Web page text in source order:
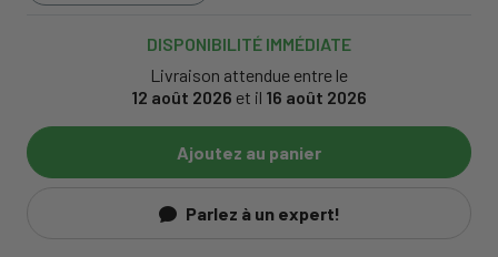
DISPONIBILITÉ IMMÉDIATE
Livraison attendue entre le
12 août 2026 et il 16 août 2026
Ajoutez au panier
Parlez à un expert!